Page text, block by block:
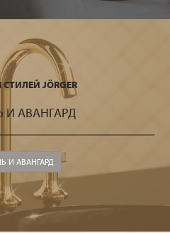
JÖRGER
И АВАНГАРД
И АВАНГАРД